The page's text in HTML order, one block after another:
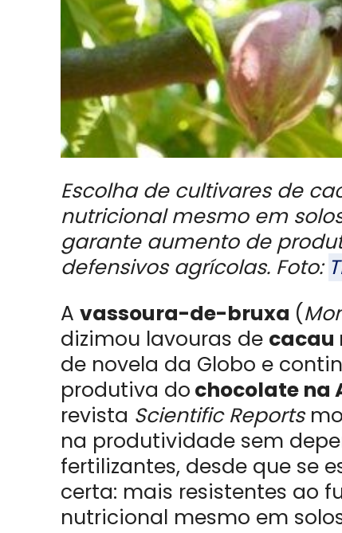
Escolha de cultivares de
nutricional mesmo em
garante aumento de
defensivos agrícolas. Foto:
A vassoura-de-bruxa (
dizimou lavouras de cacau
de novela da Globo e
produtiva do chocolate na
revista Scientific Reports
na produtividade sem
fertilizantes, desde que se
certa: mais resistentes ao
nutricional mesmo em